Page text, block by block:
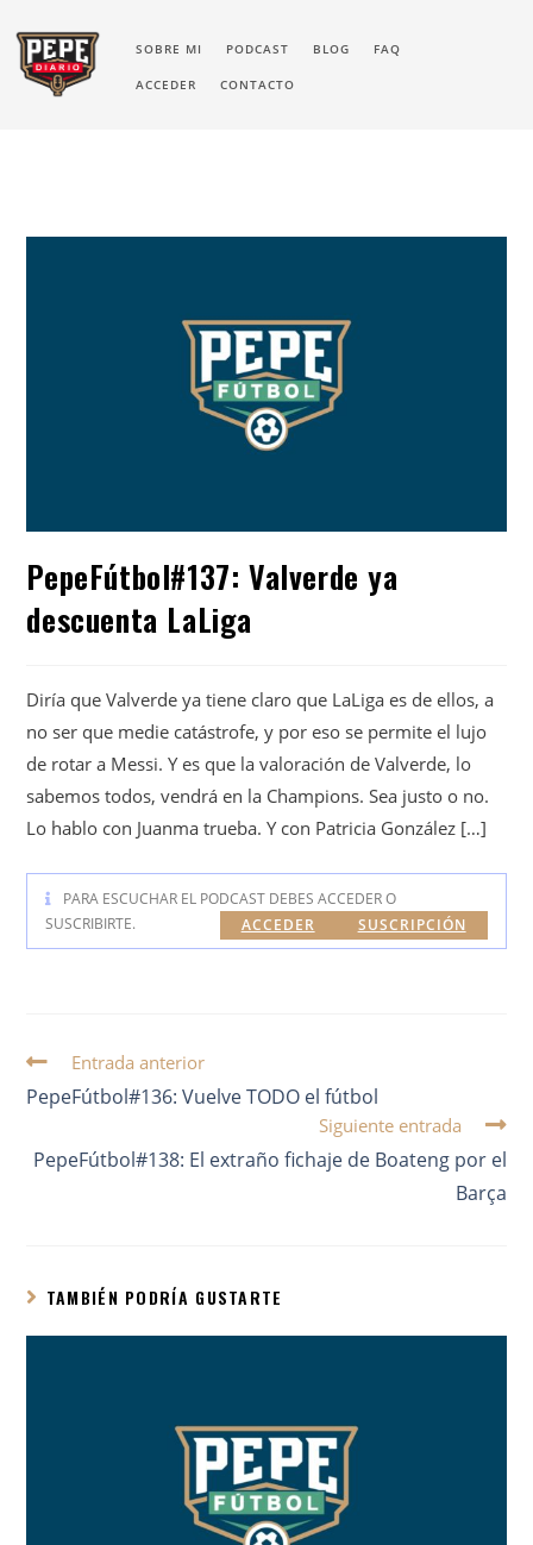
SOBRE MI PODCAST BLOG FAQ
ACCEDER CONTACTO
PepeFútbol#137: Valverde ya
descuenta LaLiga
Diría que Valverde ya tiene claro que LaLiga es de ellos, a
no ser que medie catástrofe, y por eso se permite el lujo
de rotar a Messi. Y es que la valoración de Valverde, lo
sabemos todos, vendrá en la Champions. Sea justo o no.
Lo hablo con Juanma trueba. Y con Patricia González […]
PARA ESCUCHAR EL PODCAST DEBES ACCEDER O
SUSCRIBIRTE.
SUSCRIPCIÓN
ACCEDER
Entrada anterior
PepeFútbol#136: Vuelve TODO el fútbol
Siguiente entrada
PepeFútbol#138: El extraño fichaje de Boateng por el
Barça
TAMBIÉN PODRÍA GUSTARTE